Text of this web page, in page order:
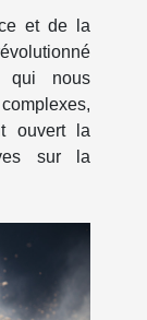
et de la
qui nous
ouvert la
sur la